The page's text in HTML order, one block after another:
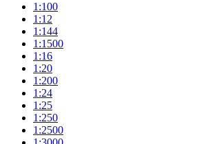
1:100
1:12
1:144
1:1500
1:16
1:20
1:200
1:24
1:25
1:250
1:2500